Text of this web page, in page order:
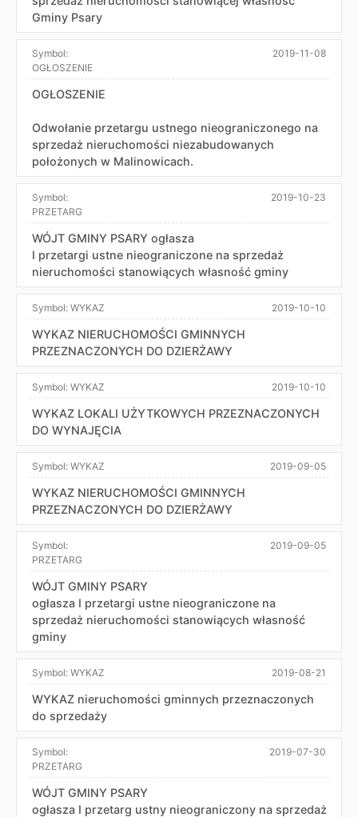
Gminy Psary
Symbol:
OGŁOSZENIE
2019-11-08
OGŁOSZENIE
Odwołanie przetargu ustnego nieograniczonego na
sprzedaż nieruchomości niezabudowanych
położonych w Malinowicach.
Symbol:
PRZETARG
2019-10-23
WÓJT GMINY PSARY ogłasza
I przetargi ustne nieograniczone na sprzedaż
nieruchomości stanowiących własność gminy
Symbol: WYKAZ 2019-10-10
WYKAZ NIERUCHOMOŚCI GMINNYCH
PRZEZNACZONYCH DO DZIERŻAWY
Symbol: WYKAZ 2019-10-10
WYKAZ LOKALI UŻYTKOWYCH PRZEZNACZONYCH
DO WYNAJĘCIA
Symbol: WYKAZ 2019-09-05
WYKAZ NIERUCHOMOŚCI GMINNYCH
PRZEZNACZONYCH DO DZIERŻAWY
Symbol:
PRZETARG
2019-09-05
WÓJT GMINY PSARY
ogłasza I przetargi ustne nieograniczone na
sprzedaż nieruchomości stanowiących własność
gminy
Symbol: WYKAZ 2019-08-21
WYKAZ nieruchomości gminnych przeznaczonych
do sprzedaży
Symbol:
PRZETARG
2019-07-30
WÓJT GMINY PSARY
ogłasza I przetarg ustny nieograniczony na sprzedaż